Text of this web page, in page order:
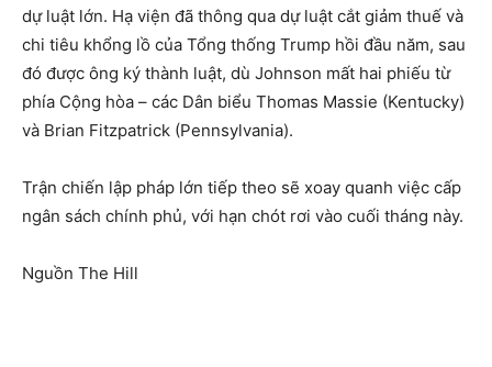
dự luật lớn. Hạ viện đã thông qua dự luật cắt giảm thuế và
chi tiêu khổng lồ của Tổng thống Trump hồi đầu năm, sau
đó được ông ký thành luật, dù Johnson mất hai phiếu từ
phía Cộng hòa – các Dân biểu Thomas Massie (Kentucky)
và Brian Fitzpatrick (Pennsylvania).
Trận chiến lập pháp lớn tiếp theo sẽ xoay quanh việc cấp
ngân sách chính phủ, với hạn chót rơi vào cuối tháng này.
Nguồn The Hill